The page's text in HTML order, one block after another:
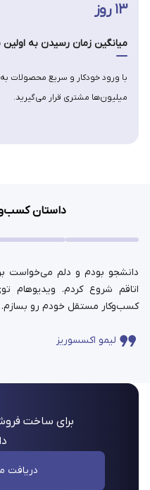
۱۳ روز
میانگین زمان رسیدن به
با ورود خودکار و سریع محصولات
میلیون‌ها مشتری قرار می‌گیرید.
داستان
دانشجو بودم و دلم می‌خواست
اتاقم شروع کردم. ویدیوهام
کسب‌وکار مستقل خودم رو بسازم.
لیمو اکسسوریز
برای ساخت
دریافت